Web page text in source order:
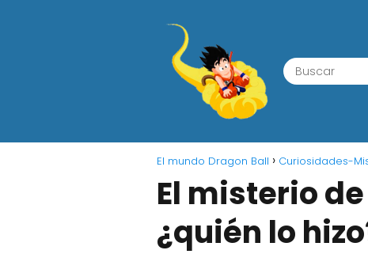
El mundo Dragon Ball Curiosidades-
El misterio
¿quién lo